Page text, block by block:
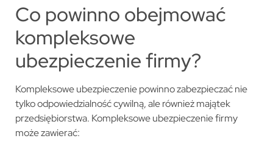
Co powinno obejmować
kompleksowe
ubezpieczenie firmy?
Kompleksowe ubezpieczenie powinno zabezpieczać nie
tylko odpowiedzialność cywilną, ale również majątek
przedsiębiorstwa. Kompleksowe ubezpieczenie firmy
może zawierać: